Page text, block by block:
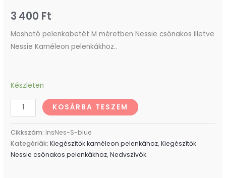
3 400 Ft
Mosható pelenkabetét M méretben Nessie csónakos illetve
Nessie Kaméleon pelenkákhoz..
Készleten
KOSÁRBA TESZEM
Cikkszám: InsNes-S-blue
Kategóriák:Kiegészítők kaméleon pelenkához,Kiegészítők
Nessie csónakos pelenkákhoz,Nedvszívók